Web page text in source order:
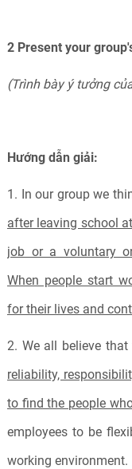
2 Present your
(Trình bày ý tưởng
Hướng dẫn giải:
1. In our group we
after leaving school
job or a voluntary
When people start
for their lives and
2. We all believe
reliability,
to find the people
employees to be
working environment.